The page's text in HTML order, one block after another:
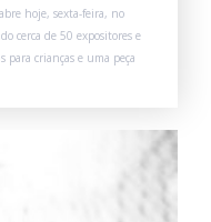
hoje, sexta-feira, no
cerca de 50 expositores e
para crianças e uma peça